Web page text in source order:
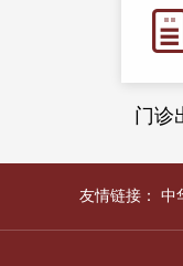
门诊
友情链接： 中